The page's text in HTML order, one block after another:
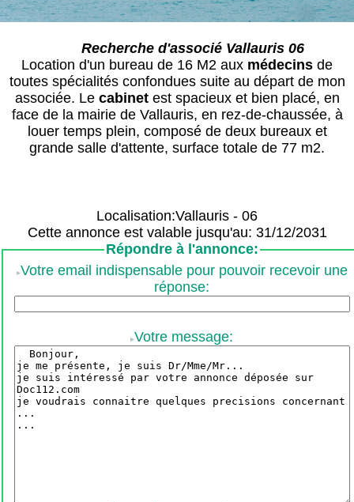
Recherche d'associé Vallauris 06
Location d'un bureau de 16 M2 aux médecins de
toutes spécialités confondues suite au départ de mon
associée. Le cabinetest spacieux et bien placé, en
face de la mairie de Vallauris, en rez-de-chaussée, à
louer temps plein, composé de deux bureaux et
grande salle d'attente, surface totale de 77 m2.
Localisation:Vallauris - 06
Cette annonce est valable jusqu'au: 31/12/2031
Répondre à l'annonce:
Votre email indispensable pour pouvoir recevoir une
réponse:
Votre message: